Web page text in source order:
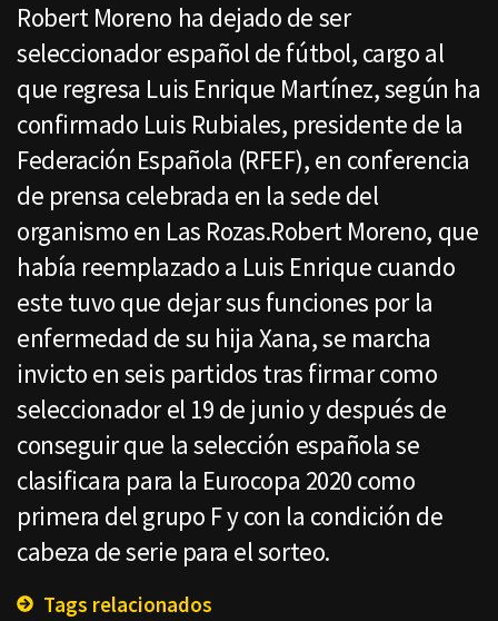
Robert Moreno ha dejado de ser
seleccionador español de fútbol, cargo al
que regresa Luis Enrique Martínez, según ha
confirmado Luis Rubiales, presidente de la
Federación Española (RFEF), en conferencia
de prensa celebrada en la sede del
organismo en Las Rozas.Robert Moreno, que
había reemplazado a Luis Enrique cuando
este tuvo que dejar sus funciones por la
enfermedad de su hija Xana, se marcha
invicto en seis partidos tras firmar como
seleccionador el 19 de junio y después de
conseguir que la selección española se
clasificara para la Eurocopa 2020 como
primera del grupo F y con la condición de
cabeza de serie para el sorteo.
Tags relacionados